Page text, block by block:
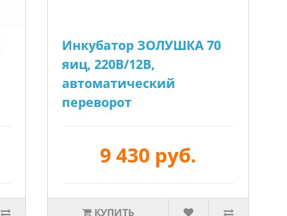
Инкубатор ЗОЛУШКА 70
яиц, 220В/12В,
автоматический
переворот
9 430 руб.
КУПИТЬ